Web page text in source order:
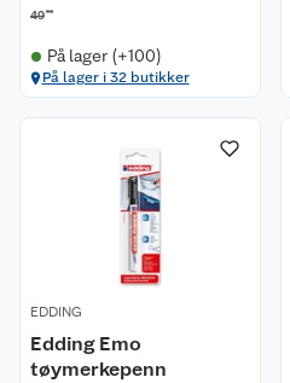
4990
På lager (+100)
På lager i 32 butikker
EDDING
Edding Emo
tøymerkepenn